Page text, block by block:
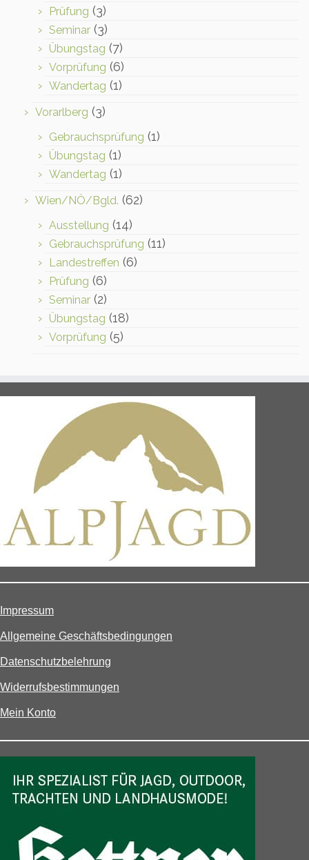
Prüfung (3)
Seminar (3)
Übungstag (7)
Vorprüfung (6)
Wandertag (1)
Vorarlberg (3)
Gebrauchsprüfung (1)
Übungstag (1)
Wandertag (1)
Wien/NÖ/Bgld. (62)
Ausstellung (14)
Gebrauchsprüfung (11)
Landestreffen (6)
Prüfung (6)
Seminar (2)
Übungstag (18)
Vorprüfung (5)
Impressum
Allgemeine Geschäftsbedingungen
Datenschutzbelehrung
Widerrufsbestimmungen
Mein Konto